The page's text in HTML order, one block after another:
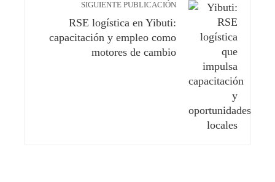
SIGUIENTE PUBLICACIÓN
RSE logística en Yibuti:
capacitación y empleo como
motores de cambio